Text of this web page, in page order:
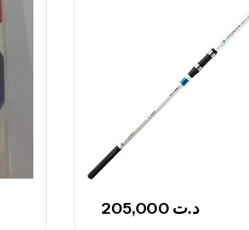
د.ت